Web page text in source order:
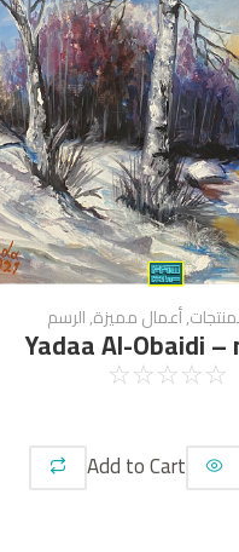
,أعمال مميزة,الرسم
Yadaa Al-Obaidi
☆
☆
☆
☆
☆
Add to Cart